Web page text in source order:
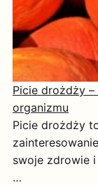
Picie drożdży
organizmu
Picie drożdży
swoje zdrowie
…